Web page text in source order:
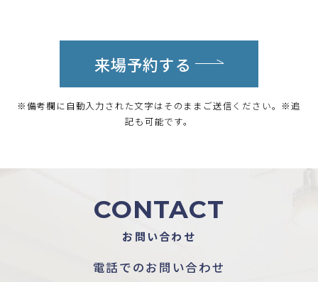
来場予約する
※備考欄に自動入力された文字はそのままご送信ください。※追
記も可能です。
CONTACT
お問い合わせ
電話でのお問い合わせ